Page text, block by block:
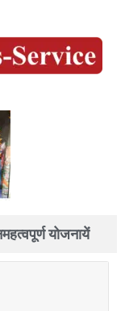
महत्वपूर्ण योजनायें